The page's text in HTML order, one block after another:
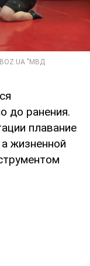
до ранения.
плавание
жизненной